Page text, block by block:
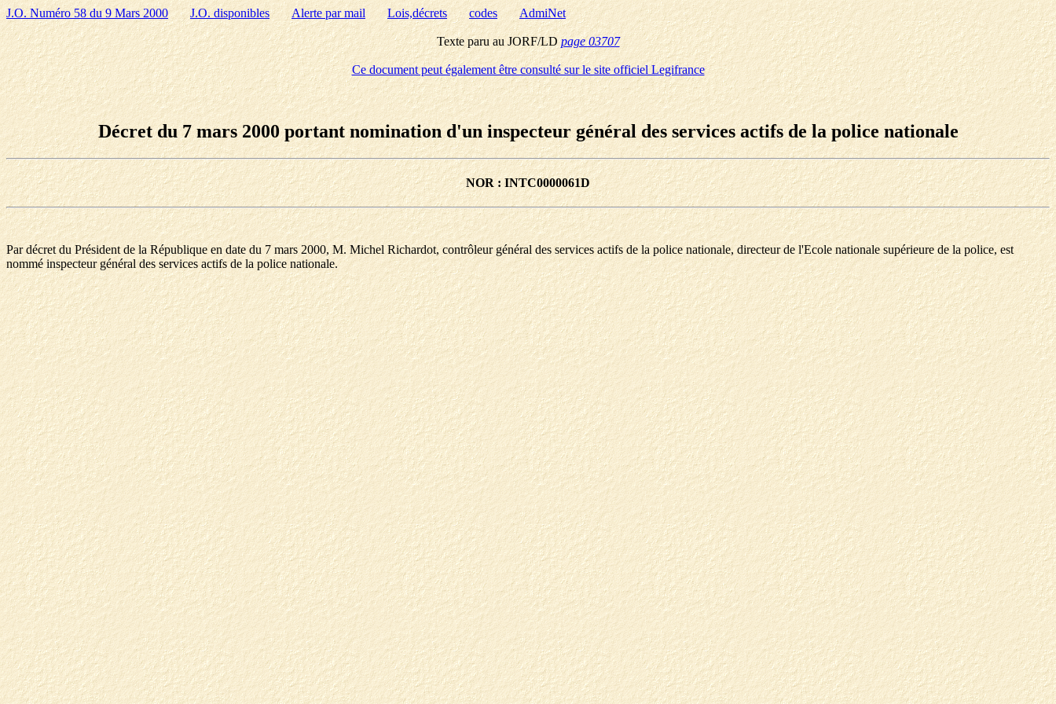
J.O. Numéro 58 du 9 Mars 2000 J.O. disponibles Alerte par mail Lois,décrets codes AdmiNet
Texte paru au JORF/LDpage 03707
Ce document peut également être consulté sur le site officiel Legifrance
Décret du 7 mars 2000 portant nomination d'un inspecteur général des services actifs de la police nationale
NOR : INTC0000061D
Par décret du Président de la République en date du 7 mars 2000, M. Michel Richardot, contrôleur général des services actifs de la police nationale, directeur de l'Ecole nationale supérieure de la police, est
nommé inspecteur général des services actifs de la police nationale.